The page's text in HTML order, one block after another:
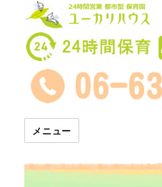
24時間託児所 ユ
メニュー